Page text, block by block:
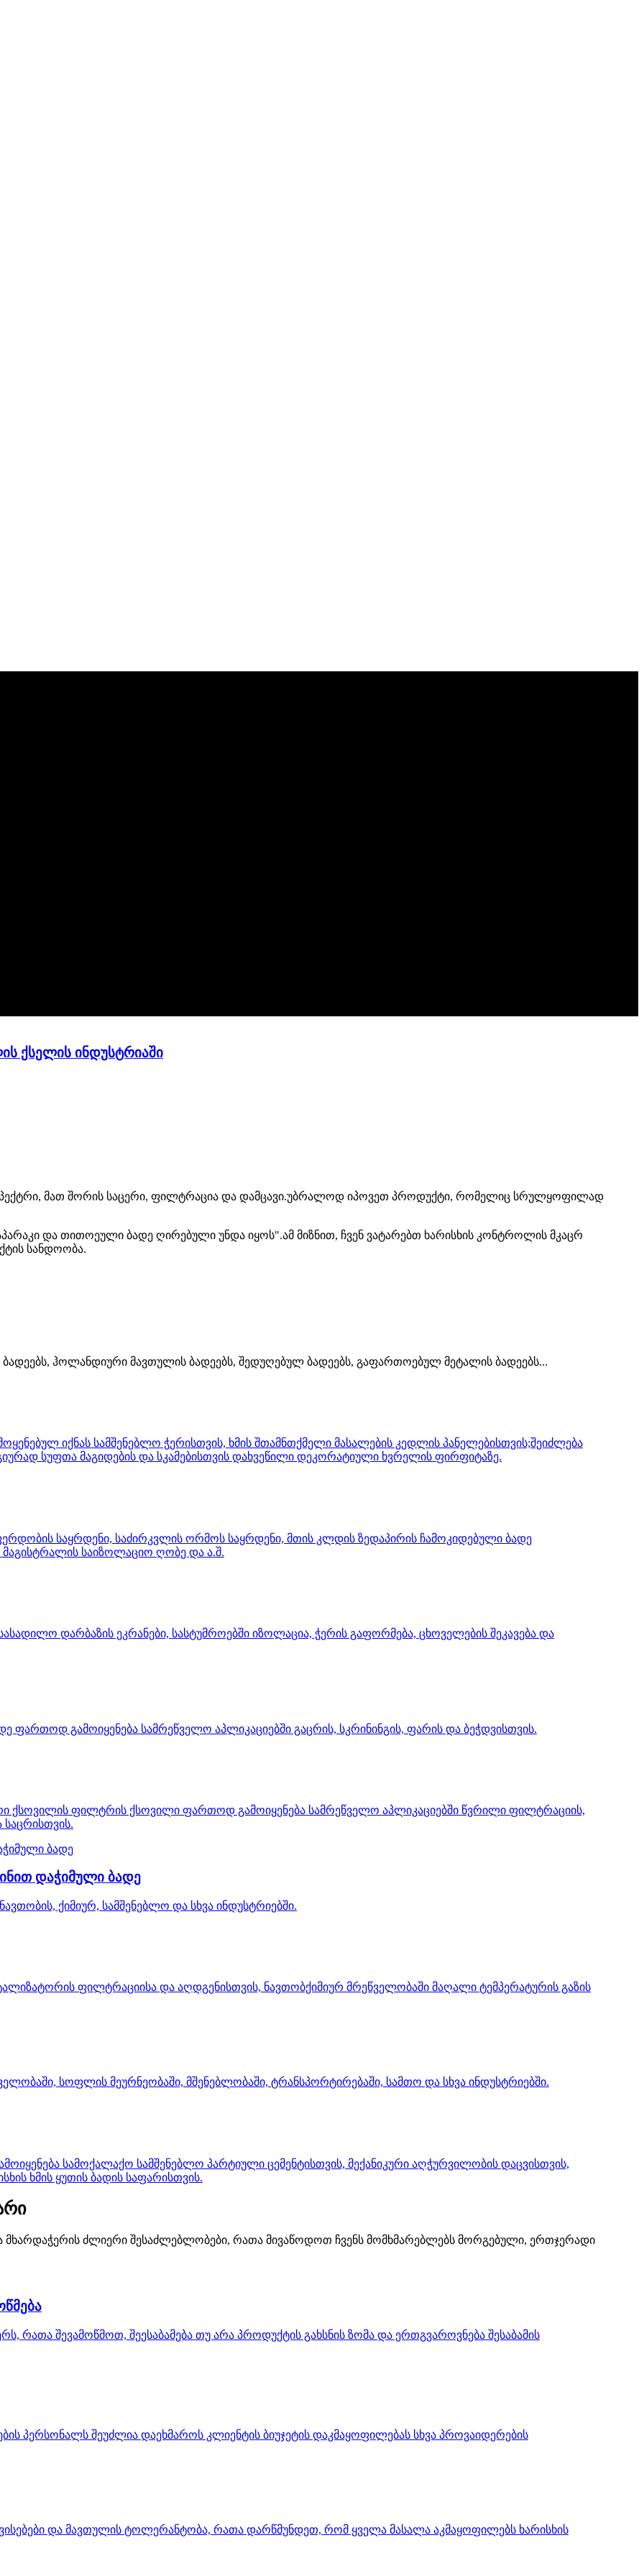
ქსელის ინდუსტრიაში
სპექტრი, მათ შორის საცერი, ფილტრაცია და დამცავი.უბრალოდ იპოვეთ პროდუქტი, რომელიც სრულყოფილად
და თითოეული ბადე ღირებული უნდა იყოს".ამ მიზნით, ჩვენ ვატარებთ ხარისხის კონტროლის მკაცრ
სანდოობა.
ჰოლანდიური მავთულის ბადეებს, შედუღებულ ბადეებს, გაფართოებულ მეტალის ბადეებს...
იქნას სამშენებლო ჭერისთვის, ხმის შთამნთქმელი მასალების კედლის პანელებისთვის;შეიძლება
სუფთა მაგიდების და სკამებისთვის დახვეწილი დეკორატიული ხვრელის ფირფიტაზე.
საყრდენი, საძირკვლის ორმოს საყრდენი, მთის კლდის ზედაპირის ჩამოკიდებული ბადე
საიზოლაციო ღობე და ა.შ.
დარბაზის ეკრანები, სასტუმროებში იზოლაცია, ჭერის გაფორმება, ცხოველების შეკავება და
გამოიყენება სამრეწველო აპლიკაციებში გაცრის, სკრინინგის, ფარის და ბეჭდვისთვის.
ფილტრის ქსოვილი ფართოდ გამოიყენება სამრეწველო აპლიკაციებში წვრილი ფილტრაციის,
საცრისთვის.
დაჭიმული ბადე
ქიმიურ, სამშენებლო და სხვა ინდუსტრიებში.
ფილტრაციისა და აღდგენისთვის, ნავთობქიმიურ მრეწველობაში მაღალი ტემპერატურის გაზის
სოფლის მეურნეობაში, მშენებლობაში, ტრანსპორტირებაში, სამთო და სხვა ინდუსტრიებში.
სამოქალაქო სამშენებლო პარტიული ცემენტისთვის, მექანიკური აღჭურვილობის დაცვისთვის,
ხმის ყუთის ბადის საფარისთვის.
და მხარდაჭერის ძლიერი შესაძლებლობები, რათა მივაწოდოთ ჩვენს მომხმარებლებს მორგებული, ერთჯერადი
რათა შევამოწმოთ, შეესაბამება თუ არა პროდუქტის გახსნის ზომა და ერთგვაროვნება შესაბამის
პერსონალს შეუძლია დაეხმაროს კლიენტის ბიუჯეტის დაკმაყოფილებას სხვა პროვაიდერების
და მავთულის ტოლერანტობა, რათა დარწმუნდეთ, რომ ყველა მასალა აკმაყოფილებს ხარისხის